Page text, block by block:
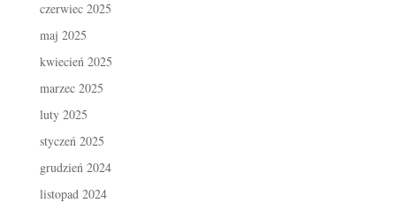
czerwiec 2025
maj 2025
kwiecień 2025
marzec 2025
luty 2025
styczeń 2025
grudzień 2024
listopad 2024